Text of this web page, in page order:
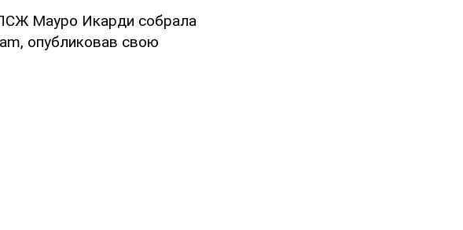
Мауро Икарди собрала
опубликовав свою